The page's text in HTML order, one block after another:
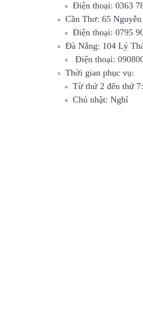
Điện thoại: 0363
Cần Thơ: 65
Điện thoại: 0795
Đà Nẵng: 104 Lý
Điện thoại:
Thời gian phục vụ:
Từ thứ 2 đến thứ
Chủ nhật: Nghỉ